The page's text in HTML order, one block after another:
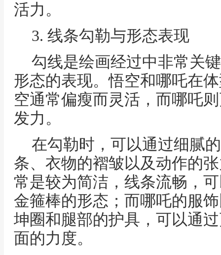
活力。
3. 线条勾勒与形态表现
勾线是绘画经过中非常关
形态的表现。悟空和哪吒在
空通常偏瘦而灵活，而哪吒
发力。
在勾勒时，可以通过细腻
条、衣物的褶皱以及动作的
常是较为简洁，线条流畅，
金箍棒的形态；而哪吒的服
坤圈和腿部的护具，可以通
面的力度。